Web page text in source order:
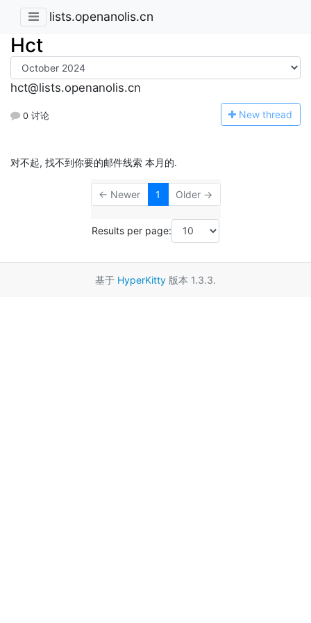
lists.openanolis.cn
Hct
hct@lists.openanolis.cn
0 讨论 New thread
对不起, 找不到你要的邮件线索 本月的.
← Newer 1 Older →
Results per page:
基于 HyperKitty 版本 1.3.3.